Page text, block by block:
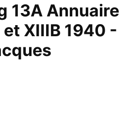
13A Annuaire
XIIIB 1940 -